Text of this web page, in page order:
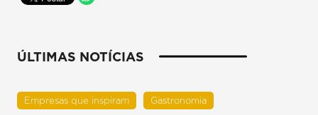
ÚLTIMAS NOTÍCIAS
Empresas que inspiram Gastronomia